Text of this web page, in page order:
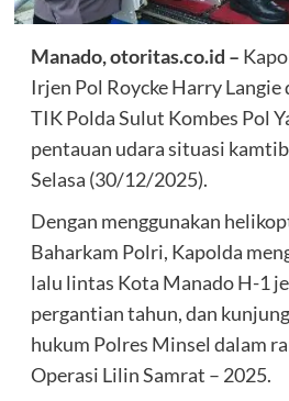
Manado, otoritas.co.id –
Irjen Pol Roycke Harry
TIK Polda Sulut Kombes Pol
pentauan udara situasi
Selasa (30/12/2025).
Dengan menggunakan
Baharkam Polri, Kapolda
lalu lintas Kota Manado H-1
pergantian tahun, dan
hukum Polres Minsel dalam
Operasi Lilin Samrat – 2025.